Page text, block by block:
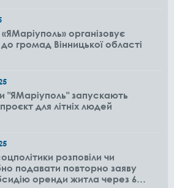
організовує
до громад Вінницької області
"ЯМаріуполь" запускають
для літніх людей
розповіли чи
подавати повторно заяву
оренди житла через 6